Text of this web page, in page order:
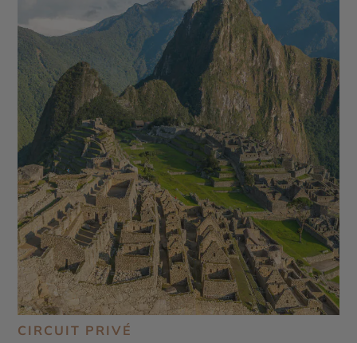
CIRCUIT PRIVÉ